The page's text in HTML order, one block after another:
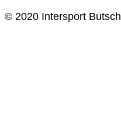
© 2020 Intersport Butsch